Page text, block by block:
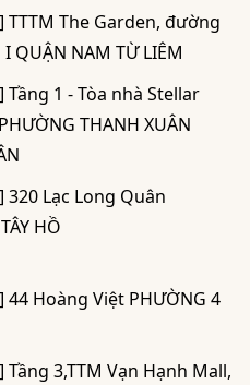
The Garden, đường
QUẬN NAM TỪ LIÊM
1 - Tòa nhà Stellar
THANH XUÂN
Lạc Long Quân
HỒ
Hoàng Việt PHƯỜNG 4
3,TTM Vạn Hạnh Mall,